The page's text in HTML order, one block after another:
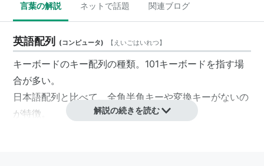
言葉の解説 ネットで話題 関連ブログ
英語配列 (コンピュータ) 【 えいごはいれつ】
キーボードのキー配列の種類。 101キーボード を指す場
合が多い。
日本語配列 と比べて、全角半角キーや変換キーがないの
が特徴。
解説の続きを読む